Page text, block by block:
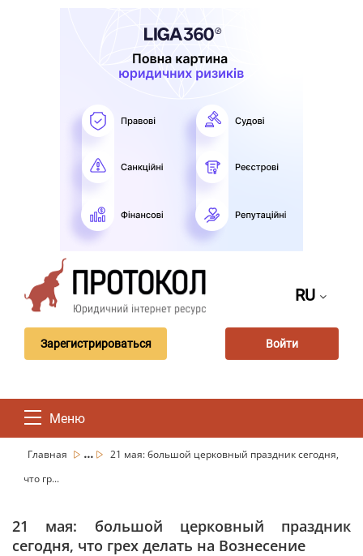
RU
Зарегистрироваться Войти
Меню
Главная ...
21 мая: большой церковный праздник сегодня,
что гр...
21 мая: большой церковный праздник
сегодня, что грех делать на Вознесение